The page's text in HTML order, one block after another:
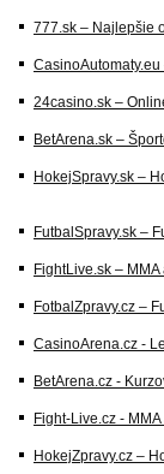
777.sk – Najlepšie
24casino.sk –
BetArena.sk –
HokejSpravy.sk –
FutbalSpravy.sk –
FightLive.sk –
FotbalZpravy.cz –
CasinoArena.cz -
BetArena.cz -
Fight-Live.cz -
HokejZpravy.cz –